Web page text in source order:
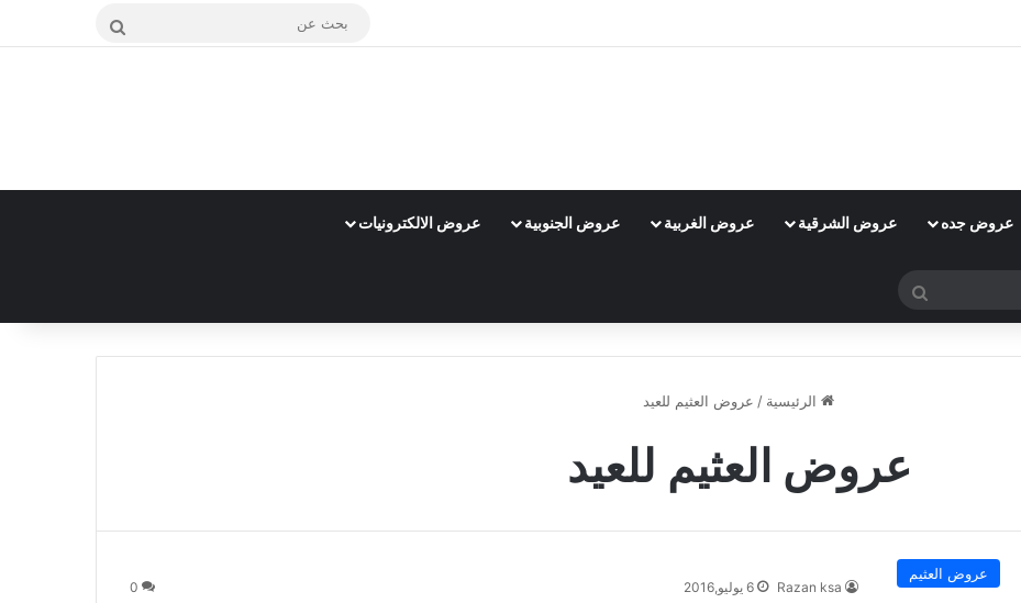
بحث
عروض جده عروض الشرقية عروض الغربية عروض الجنوبية عروض الالكترونيات
بحث
الرئيسية / عروض العثيم للعيد
عروض العثيم للعيد
عروض العثيم
Razan ksa 6 يوليو,2016 0